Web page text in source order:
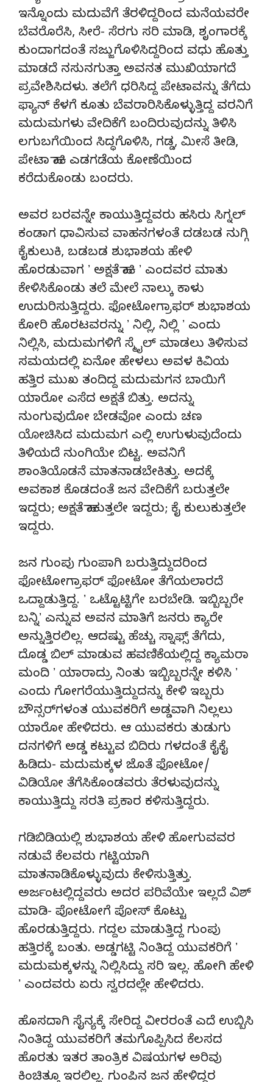
ಇನ್ನೊಂದು ಮದುವೆಗೆ ತೆರಳಿದ್ದರಿಂದ ಮನೆಯವರೇ
ಬೆವರೊರೆಸಿ, ಸೀರೆ- ಸೆರಗು ಸರಿ ಮಾಡಿ, ಶೃಂಗಾರಕ್ಕೆ
ಕುಂದಾಗದಂತೆ ಸಜ್ಜುಗೊಳಿಸಿದ್ದರಿಂದ ವಧು ಹೊತ್ತು
ಮಾಡದೆ ನಸುನಗುತ್ತಾ ಅವನತ ಮುಖಿಯಾಗದೆ
ಪ್ರವೇಶಿಸಿದಳು. ತಲೆಗೆ ಧರಿಸಿದ್ದ ಪೇಟಾವನ್ನು ತೆಗೆದು
ಫ್ಯಾನ್‌ ಕೆಳಗೆ ಕೂತು ಬೆವರಾರಿಸಿಕೊಳ್ಳುತ್ತಿದ್ದ ವರನಿಗೆ
ಮದುಮಗಳು ವೇದಿಕೆಗೆ ಬಂದಿರುವುದನ್ನು ತಿಳಿಸಿ
ಲಗುಬಗೆಯಿಂದ ಸಿದ್ಧಗೊಳಿಸಿ, ಗಡ್ಡ, ಮೀಸೆ ತೀಡಿ,
ಪೇಟಾ ಹಾಕಿ ಎಡಗಡೆಯ ಕೋಣೆಯಿಂದ
ಕರೆದುಕೊಂಡು ಬಂದರು.
ಅವರ ಬರವನ್ನೇ ಕಾಯುತ್ತಿದ್ದವರು ಹಸಿರು ಸಿಗ್ನಲ್‌
ಕಂಡಾಗ ಧಾವಿಸುವ ವಾಹನಗಳಂತೆ ದಡಬಡ ನುಗ್ಗಿ
ಕೈಕುಲುಕಿ, ಬಡಬಡ ಶುಭಾಶಯ ಹೇಳಿ
ಹೊರಡುವಾಗ ʼ ಅಕ್ಷತೆ ಹಾಕಿ ʼ ಎಂದವರ ಮಾತು
ಕೇಳಿಸಿಕೊಂಡು ತಲೆ ಮೇಲೆ ನಾಲ್ಕು ಕಾಳು
ಉದುರಿಸುತ್ತಿದ್ದರು. ಫೋಟೋಗ್ರಾಫರ್ ಶುಭಾಶಯ
ಕೋರಿ ಹೊರಟವರನ್ನು ʼ ನಿಲ್ಲಿ, ನಿಲ್ಲಿ ʼ ಎಂದು
ನಿಲ್ಲಿಸಿ, ಮದುಮಗಳಿಗೆ ಸ್ಮೈಲ್‌ ಮಾಡಲು ತಿಳಿಸುವ
ಸಮಯದಲ್ಲಿ ಏನೋ ಹೇಳಲು ಅವಳ ಕಿವಿಯ
ಹತ್ತಿರ ಮುಖ ತಂದಿದ್ದ ಮದುಮಗನ ಬಾಯಿಗೆ
ಯಾರೋ ಎಸೆದ ಅಕ್ಷತೆ ಬಿತ್ತು. ಅದನ್ನು
ನುಂಗುವುದೋ ಬೇಡವೋ ಎಂದು ಚಣ
ಯೋಚಿಸಿದ ಮದುಮಗ ಎಲ್ಲಿ ಉಗುಳುವುದೆಂದು
ತಿಳಿಯದೆ ನುಂಗಿಯೇ ಬಿಟ್ಟ. ಅವನಿಗೆ
ಶಾಂತಿಯೊಡನೆ ಮಾತನಾಡಬೇಕಿತ್ತು. ಅದಕ್ಕೆ
ಅವಕಾಶ ಕೊಡದಂತೆ ಜನ ವೇದಿಕೆಗೆ ಬರುತ್ತಲೇ
ಇದ್ದರು; ಅಕ್ಷತೆ ಹಾಕುತ್ತಲೇ ಇದ್ದರು; ಕೈ ಕುಲುಕುತ್ತಲೇ
ಇದ್ದರು.
ಜನ ಗುಂಪು ಗುಂಪಾಗಿ ಬರುತ್ತಿದ್ದುದರಿಂದ
ಫೋಟೋಗ್ರಾಫರ್ ಫೋಟೋ ತೆಗೆಯಲಾರದೆ
ಒದ್ದಾಡುತ್ತಿದ್ದ. ʼ ಒಟ್ಟೊಟ್ಟಿಗೇ ಬರಬೇಡಿ. ಇಬ್ಬಿಬ್ಬರೇ
ಬನ್ನಿʼ ಎನ್ನುವ ಅವನ ಮಾತಿಗೆ ಜನರು ಕ್ಯಾರೇ
ಅನ್ನುತ್ತಿರಲಿಲ್ಲ. ಆದಷ್ಟು ಹೆಚ್ಚು ಸ್ನಾಫ್ಸ್‌ ತೆಗೆದು,
ದೊಡ್ಡ ಬಿಲ್‌ ಮಾಡುವ ಹವಣಿಕೆಯಲ್ಲಿದ್ದ ಕ್ಯಾಮರಾ
ಮಂದಿ ʼ ಯಾರಾದ್ರು ನಿಂತು ಇಬ್ಬಿಬ್ಬರನ್ನೇ ಕಳಿಸಿ ʼ
ಎಂದು ಗೋಗರೆಯುತ್ತಿದ್ದುದನ್ನು ಕೇಳಿ ಇಬ್ಬರು
ಬೌನ್ಸರ್‌ಗಳಂತ ಯುವಕರಿಗೆ ಅಡ್ಡವಾಗಿ ನಿಲ್ಲಲು
ಯಾರೋ ಹೇಳಿದರು. ಆ ಯುವಕರು ತುಡುಗು
ದನಗಳಿಗೆ ಅಡ್ಡ ಕಟ್ಟುವ ಬಿದಿರು ಗಳದಂತೆ ಕೈಕೈ
ಹಿಡಿದು- ಮದುಮಕ್ಕಳ ಜೊತೆ ಫೋಟೋ/
ವಿಡಿಯೋ ತೆಗೆಸಿಕೊಂಡವರು ತೆರಳುವುದನ್ನು
ಕಾಯುತ್ತಿದ್ದು ಸರತಿ ಪ್ರಕಾರ ಕಳಿಸುತ್ತಿದ್ದರು.
ಗಡಿಬಿಡಿಯಲ್ಲಿ ಶುಭಾಶಯ ಹೇಳಿ ಹೋಗುವವರ
ನಡುವೆ ಕೆಲವರು ಗಟ್ಟಿಯಾಗಿ
ಮಾತನಾಡಿಕೊಳ್ಳುವುದು ಕೇಳಿಸುತ್ತಿತ್ತು.
ಅರ್ಜಂಟಲ್ಲಿದ್ದವರು ಅದರ ಪರಿವೆಯೇ ಇಲ್ಲದೆ ವಿಶ್‌
ಮಾಡಿ- ಪೋಟೋಗೆ ಪೋಸ್‌ ಕೊಟ್ಟು
ಹೊರಡುತ್ತಿದ್ದರು. ಗದ್ದಲ ಮಾಡುತ್ತಿದ್ದ ಗುಂಪು
ಹತ್ತಿರಕ್ಕೆ ಬಂತು. ಅಡ್ಡಗಟ್ಟಿ ನಿಂತಿದ್ದ ಯುವಕರಿಗೆ ʼ
ಮದುಮಕ್ಕಳನ್ನು ನಿಲ್ಲಿಸಿದ್ದು ಸರಿ ಇಲ್ಲ. ಹೋಗಿ ಹೇಳಿ
ʼ ಎಂದವರು ಏರು ಸ್ವರದಲ್ಲೇ ಹೇಳಿದರು.
ಹೊಸದಾಗಿ ಸೈನ್ಯಕ್ಕೆ ಸೇರಿದ್ದ ವೀರರಂತೆ ಎದೆ ಉಬ್ಬಿಸಿ
ನಿಂತಿದ್ದ ಯುವಕರಿಗೆ ತಮಗೊಪ್ಪಿಸಿದ ಕೆಲಸದ
ಹೊರತು ಇತರ ತಾಂತ್ರಿಕ ವಿಷಯಗಳ ಅರಿವು
ಕಿಂಚಿತ್ತೂ ಇರಲಿಲ್ಲ. ಗುಂಪಿನ ಜನ ಹೇಳಿದ್ದರ